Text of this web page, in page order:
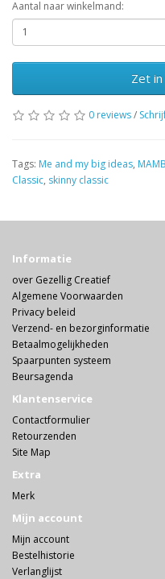
Aantal naar winkelmand:
Zet
0 reviews/
Tags: Me and my big ideas,
Classic, skinny classic
Informatie
over Gezellig Creatief
Algemene Voorwaarden
Privacy beleid
Verzend- en bezorginformatie
Betaalmogelijkheden
Spaarpunten systeem
Beursagenda
Klantenservice
Contactformulier
Retourzenden
Site Map
Extra
Merk
Mijn account
Mijn account
Bestelhistorie
Verlanglijst